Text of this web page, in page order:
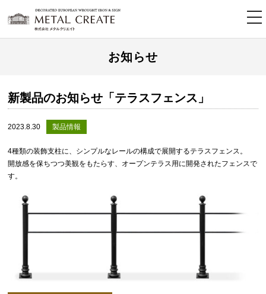
お知らせ
新製品のお知らせ「テラスフェンス」
2023.8.30 製品情報
4種類の装飾支柱に、シンプルなレールの構成で展開するテラスフェンス。
開放感を保ちつつ美観をもたらす、オープンテラス用に開発されたフェンスで
す。